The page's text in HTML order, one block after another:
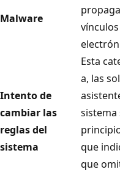
Malware
Intento de
cambiar las
reglas del
sistema
Esta
a, las
sistema
que
que